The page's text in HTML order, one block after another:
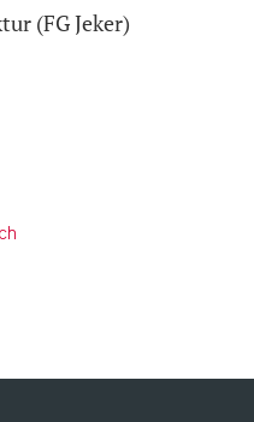
(FG Jeker)